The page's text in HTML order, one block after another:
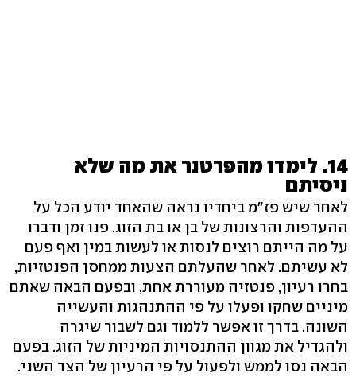
14. לימדו מהפרטנר את מה שלא
ניסיתם
לאחר שיש פז"מ ביחדיו נראה שהאחד יודע הכל על
ההעדפות והרצונות של בן או בת הזוג. פנו זמן ודברו
על מה הייתם רוצים לנסות או לעשות במין ואף פעם
לא עשיתם. לאחר שהעלתם הצעות ממחסן הפנטזיות,
בחרו רעיון, פנטזיה מעוררת אחת, ובפעם הבאה שאתם
מיניים שחקו ופעלו על פי ההתנהגות והעשייה
השונה. בדרך זו אפשר ללמוד וגם לשבור שיגרה
ולהגדיל את מגוון ההתנסויות המיניות של הזוג. בפעם
הבאה נסו לממש ולפעול על פי הרעיון של הצד השני.